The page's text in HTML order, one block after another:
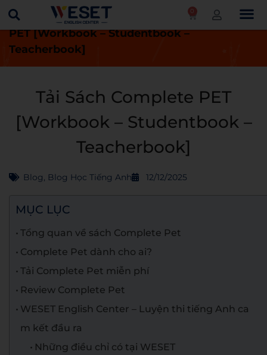
0
Trang chủ Blog
Tải Sách Complete
PET [Workbook – Studentbook –
Teacherbook]
Tải Sách Complete PET
[Workbook – Studentbook –
Teacherbook]
Blog, Blog Học Tiếng Anh 12/12/2025
MỤC LỤC
Tổng quan về sách Complete Pet
Complete Pet dành cho ai?
Tải Complete Pet miễn phí
Review Complete Pet
WESET English Center – Luyện thi tiếng Anh ca
m kết đầu ra
Những điều chỉ có tại WESET